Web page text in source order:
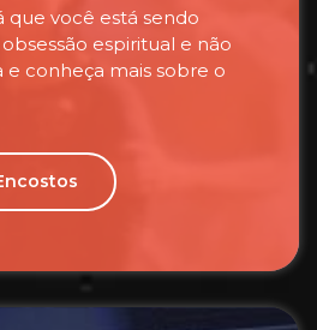
que você está sendo
espiritual e não
e conheça mais sobre o